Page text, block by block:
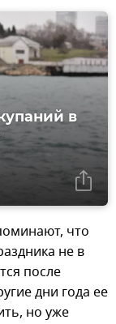
в
что
не в
после
дни года ее
но уже